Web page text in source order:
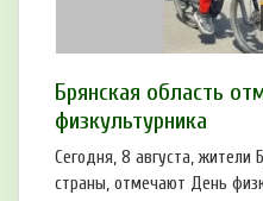
Брянская область
физкультурника
Сегодня, 8 августа, жители
страны, отмечают День